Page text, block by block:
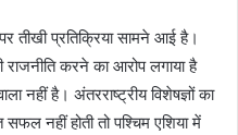
तीखी प्रतिक्रिया सामने आई है।
राजनीति करने का आरोप लगाया है
नहीं है। अंतरराष्ट्रीय विशेषज्ञों का
सफल नहीं होती तो पश्चिम एशिया में